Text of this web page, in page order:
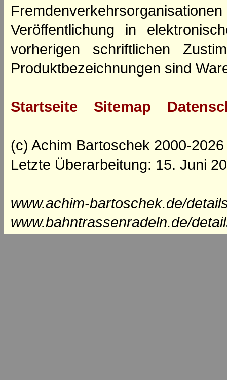
Veröffentlichung in
vorherigen schriftlichen
Produktbezeichnungen sind
Startseite Sitemap
(c) Achim Bartoschek 2000-2026
Letzte Überarbeitung: 15. Juni
www.achim-bartoschek.de/
www.bahntrassenradeln.de/